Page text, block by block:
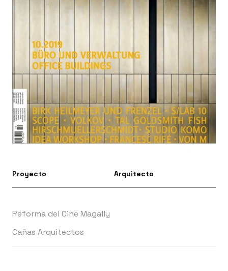
Proyecto Arquitecto
Reforma del Cine Magally
Cañas Arquitectos